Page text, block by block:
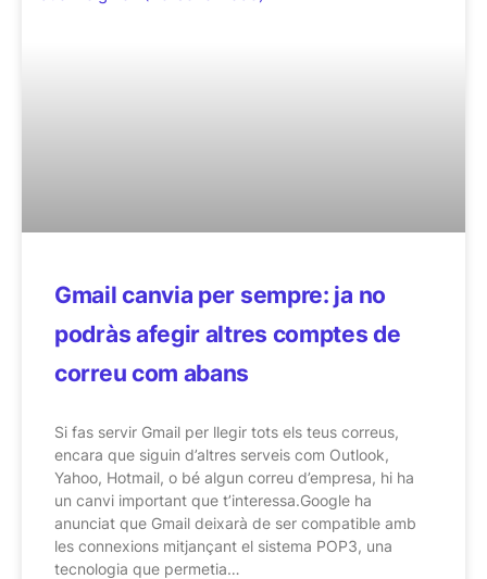
Gmail canvia per sempre: ja no
podràs afegir altres comptes de
correu com abans
Si fas servir Gmail per llegir tots els teus correus,
encara que siguin d’altres serveis com Outlook,
Yahoo, Hotmail, o bé algun correu d’empresa, hi ha
un canvi important que t’interessa.Google ha
anunciat que Gmail deixarà de ser compatible amb
les connexions mitjançant el sistema POP3, una
tecnologia que permetia…